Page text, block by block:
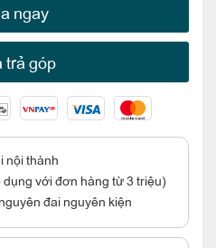
ngay
trả góp
nội thành
với đơn hàng từ 3 triệu)
đai nguyên kiện